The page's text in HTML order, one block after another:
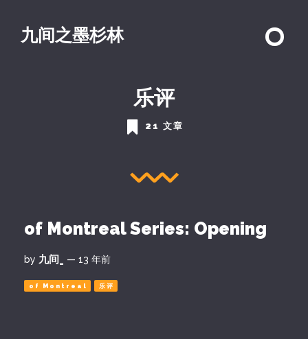
九间之墨杉林
乐评
21 文章
of Montreal Series: Opening
by 九间_ — 13 年前
of Montreal 乐评